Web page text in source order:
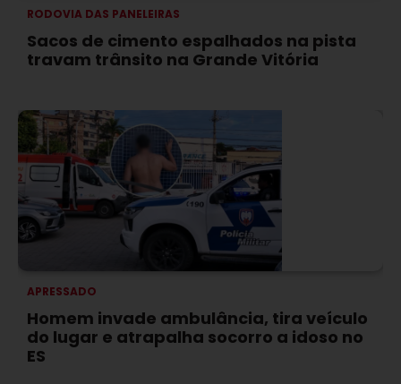
RODOVIA DAS PANELEIRAS
Sacos de cimento espalhados na pista
travam trânsito na Grande Vitória
APRESSADO
Homem invade ambulância, tira veículo
do lugar e atrapalha socorro a idoso no
ES